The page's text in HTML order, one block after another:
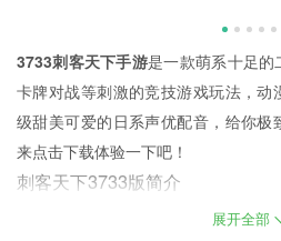
3733刺客天下手游是一款萌系十足的
卡牌对战等刺激的竞技游戏玩法，动
级甜美可爱的日系声优配音，给你
来点击下载体验一下吧！
刺客天下3733版简介
刺客天下手游3733版本是强调群体
展开全部